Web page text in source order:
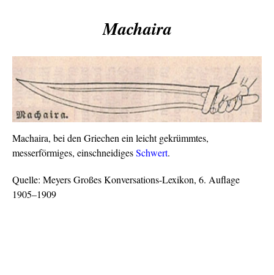
Machaira
Machaira, bei den Griechen ein leicht gekrümmtes,
messerförmiges, einschneidigesSchwert.
Quelle: Meyers Großes Konversations-Lexikon, 6. Auflage
1905–1909